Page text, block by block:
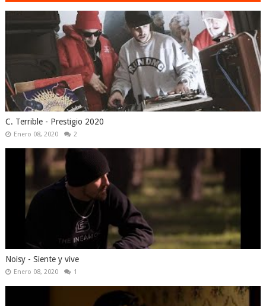
C. Terrible - Prestigio 2020
Enero 08, 2020 2
Noisy - Siente y vive
Enero 08, 2020 1